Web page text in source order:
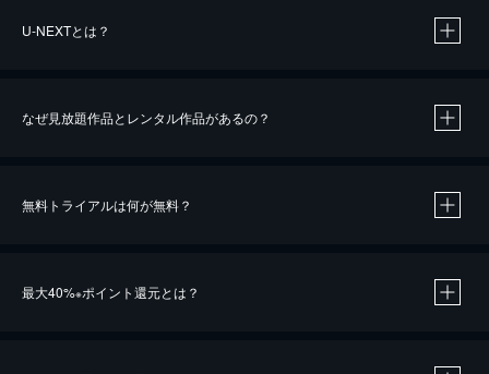
U-NEXTとは？
なぜ見放題作品とレンタル作品があるの？
無料トライアルは何が無料？
最大40%※ポイント還元とは？